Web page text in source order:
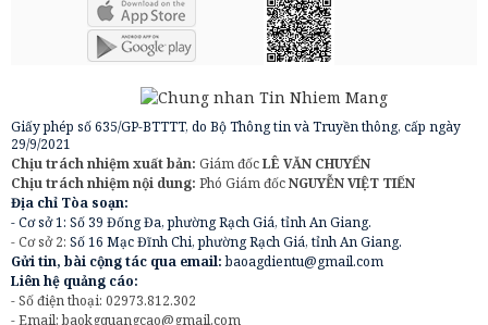
Giấy phép số 635/GP-BTTTT, do Bộ Thông tin và Truyền thông, cấp ngày
29/9/2021
Chịu trách nhiệm xuất bản: Giám đốcLÊ VĂN CHUYỂN
Chịu trách nhiệm nội dung: Phó Giám đốcNGUYỄN VIỆT TIẾN
Địa chỉ Tòa soạn:
- Cơ sở 1: Số 39 Đống Đa, phường Rạch Giá, tỉnh An Giang.
- Cơ sở 2: Số 16 Mạc Đĩnh Chi, phường Rạch Giá, tỉnh An Giang.
Gửi tin, bài cộng tác qua email:baoagdientu@gmail.com
Liên hệ quảng cáo:
- Số điện thoại: 02973.812.302
- Email:baokgquangcao@gmail.com